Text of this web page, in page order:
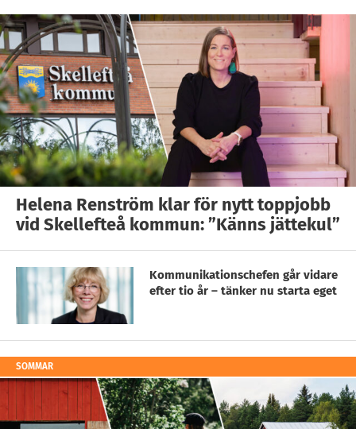
Helena Renström klar för nytt toppjobb
vid Skellefteå kommun: ”Känns jättekul”
Kommunikationschefen går vidare
efter tio år – tänker nu starta eget
SOMMAR